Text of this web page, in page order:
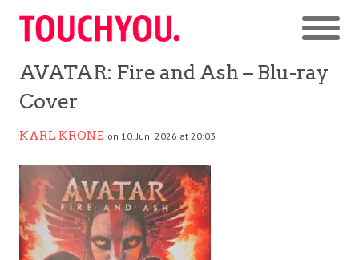
AVATAR: Fire and Ash – Blu-ray
Cover
KARL KRONE on 10. Juni 2026 at 20:03